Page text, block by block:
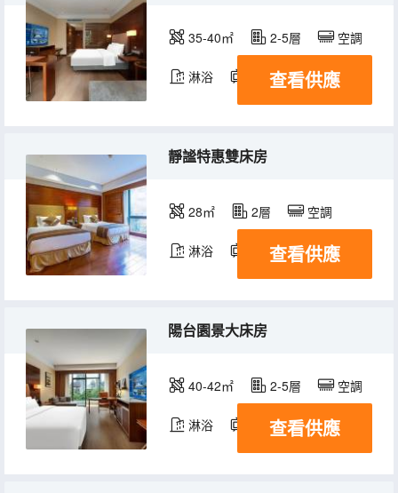
35-40㎡ 2-5層 空調
淋浴 電視機 冰箱
查看供應
靜謐特惠雙床房
28㎡ 2層 空調
淋浴 電視機 冰箱
查看供應
陽台園景大床房
40-42㎡ 2-5層 空調
淋浴 電視機 冰箱
查看供應